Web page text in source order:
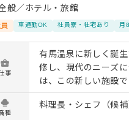
般／ホテル・旅館
車通勤OK 社員寮・社宅あり 月
事
有馬温泉に新しく誕
修し、現代のニーズ
は、この新しい施設
調理リーダーを募集いたします。 お任せするのは、宿のメ
調理全般です。地元
種
料理長・シェフ（候補